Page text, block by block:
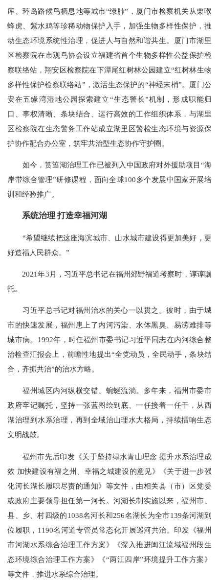
库、环岛路候鸟栖息地等城市“绿肺”，厦门市检察机关从栗喉
蜂虎、紫水鸡等珍稀动物保护入手，加强生物多样性保护，推
动生态环境系统性治理，促进人与自然和谐共生。厦门市湖里
区检察院在市观鸟协会设立福建省首个生物多样性公益保护检
察联络站，翔安区检察院在下潭尾红树林公园建立“红树林生物
多样性保护检察联络站”，激活生态保护的“神经末梢”。厦门公
安在五缘湾湿地公园探索建立“生态警长”机制，形成职能归
口、事权清晰、条块结合、运行高效的工作组织体系，与湖里
区检察院在生态警务工作站成立湖里区警检生态环境与资源保
护协作配合办公室，筑牢共治型生态协作守护圈。
如今，筼筜湖治理工作已被列入中国政府对外援助项目“海
岸带综合管理”研修课程，面向全球100多个发展中国家开展培
训和经验推广。
系统治理 打造幸福河湖
“希望继续把这座海滨城市、山水城市建设得更加美好，更
好造福人民群众。”
2021年3月，习近平总书记在福州郊野福道考察时，谆谆嘱
托。
习近平总书记对福州治水的关心一以贯之。彼时，由于城
市的快速发展，福州患上了内河污染、水体黑臭、易涝难排等
城市病。1992年，时任福州市委书记习近平同志在内河综合整
治检查汇报会上，前瞻性地提出“全党动员，全民动手，条块结
合，齐抓共治”的治水方略。
福州城区内河纵横交错、蜿蜒流淌。多年来，福州市委市
政府牢记嘱托，坚持一张蓝图绘到底、一任接着一任干，从西
湖治理到水系治理，再到全域治山理水大格局，持续擂响生态
文明战鼓。
福州市先后印发《关于坚持绿水青山理念 提升水系治理成
效 加快建设有福之州、幸福之城建设的意见》《关于进一步强
化河长湖长履职尽责的通知》等文件，由相关县（市）区党委
或政府主要领导担任第一河长。河湖长制实施以来，福州市、
县、乡、村四级的1038名河长和256名湖长为全市139条河湖到
位履职，1190名河道专管员常态化开展巡河共治。印发《福州
市河湖水系综合治理工作方案》《深入推进闽江流域福州段生
态环境综合治理工作方案》《“两江四岸”环境提升工作方案》
等文件，推进水系综合治理。